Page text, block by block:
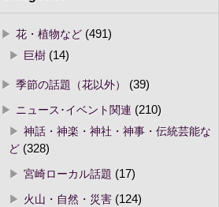
花・植物など(491)
巨樹(14)
季節の話題（花以外）
(39)
ニュース･イベント関連 (210)
神話・神楽・神社・神事・伝統芸能な
ど(328)
宮崎ローカル話題 (17)
火山・自然・災害(124)